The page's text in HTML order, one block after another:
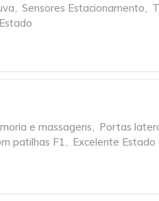
, Sensores Estacionamento,
e massagens, Portas
patilhas F1, Excelente Estado